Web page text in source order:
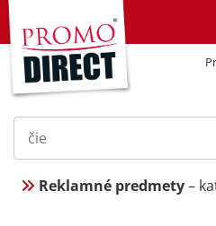
Reklamné predmety–